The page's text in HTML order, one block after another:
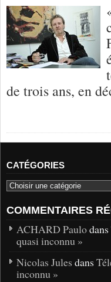
de trois ans, en
CATÉGORIES
COMMENTAIRES
ACHARD Paulodans
quasi inconnu »
Nicolas Jules dans
inconnu »